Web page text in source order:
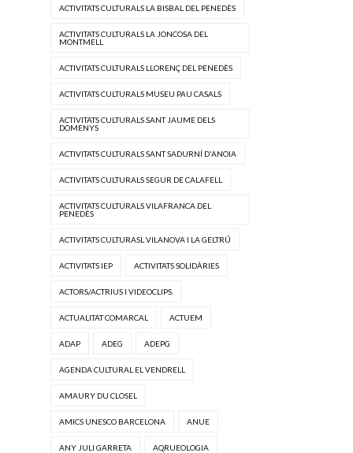
ACTIVITATS CULTURALS LA BISBAL DEL PENEDÈS
ACTIVITATS CULTURALS LA JONCOSA DEL
MONTMELL
ACTIVITATS CULTURALS LLORENÇ DEL PENEDÈS
ACTIVITATS CULTURALS MUSEU PAU CASALS
ACTIVITATS CULTURALS SANT JAUME DELS
DOMENYS
ACTIVITATS CULTURALS SANT SADURNÍ D'ANOIA
ACTIVITATS CULTURALS SEGUR DE CALAFELL
ACTIVITATS CULTURALS VILAFRANCA DEL
PENEDÈS
ACTIVITATS CULTURASL VILANOVA I LA GELTRÚ
ACTIVITATS IEP ACTIVITATS SOLIDÀRIES
ACTORS/ACTRIUS I VIDEOCLIPS.
ACTUALITAT COMARCAL ACTUEM
ADAP ADEG ADEPG
AGENDA CULTURAL EL VENDRELL
AMAURY DU CLOSEL
AMICS UNESCO BARCELONA ANUE
ANY JULI GARRETA AQRUEOLOGIA